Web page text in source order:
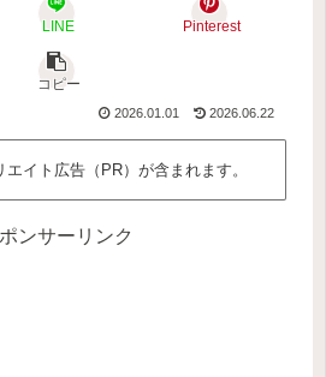
LINE Pinterest
コピー
2026.01.01 2026.06.22
イト広告（PR）が含まれます。
ンサーリンク